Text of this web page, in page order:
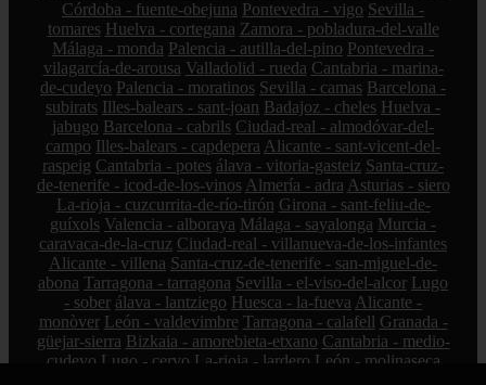
Córdoba - fuente-obejuna Pontevedra - vigo Sevilla -
tomares Huelva - cortegana Zamora - pobladura-del-valle
Málaga - monda Palencia - autilla-del-pino Pontevedra -
vilagarcía-de-arousa Valladolid - rueda Cantabria - marina-
de-cudeyo Palencia - moratinos Sevilla - camas Barcelona -
subirats Illes-balears - sant-joan Badajoz - cheles Huelva -
jabugo Barcelona - cabrils Ciudad-real - almodóvar-del-
campo Illes-balears - capdepera Alicante - sant-vicent-del-
raspeig Cantabria - potes álava - vitoria-gasteiz Santa-cruz-
de-tenerife - icod-de-los-vinos Almería - adra Asturias - siero
La-rioja - cuzcurrita-de-río-tirón Girona - sant-feliu-de-
guíxols Valencia - alboraya Málaga - sayalonga Murcia -
caravaca-de-la-cruz Ciudad-real - villanueva-de-los-infantes
Alicante - villena Santa-cruz-de-tenerife - san-miguel-de-
abona Tarragona - tarragona Sevilla - el-viso-del-alcor Lugo
- sober álava - lantziego Huesca - la-fueva Alicante -
monòver León - valdevimbre Tarragona - calafell Granada -
güejar-sierra Bizkaia - amorebieta-etxano Cantabria - medio-
cudeyo Lugo - cervo La-rioja - lardero León - molinaseca